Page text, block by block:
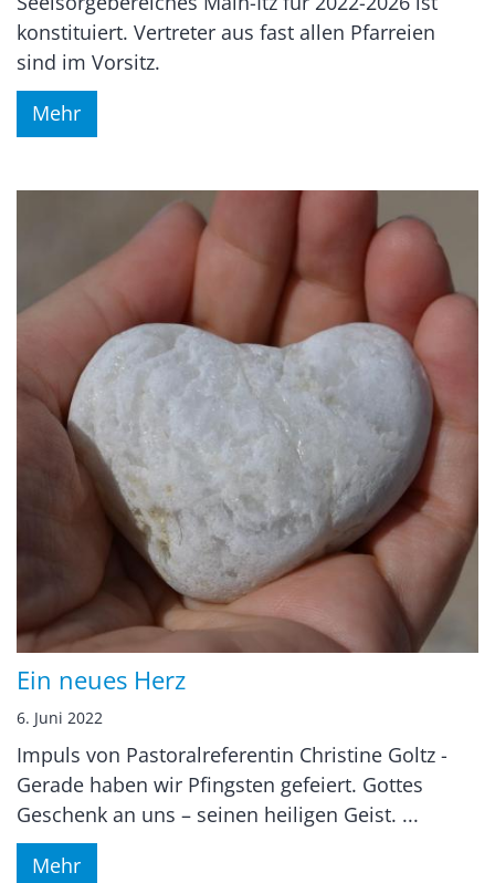
konstituiert. Vertreter aus fast allen Pfarreien
sind im Vorsitz.
Mehr
Ein neues Herz
6. Juni 2022
Impuls von Pastoralreferentin Christine Goltz -
Gerade haben wir Pfingsten gefeiert. Gottes
Geschenk an uns – seinen heiligen Geist. ...
Mehr